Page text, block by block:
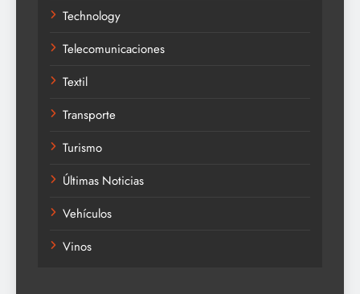
Technology
Telecomunicaciones
Textil
Transporte
Turismo
Últimas Noticias
Vehículos
Vinos